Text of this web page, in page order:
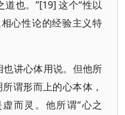
也。”[19] 这个“性以
心性论的经验主义特
讲心体用说。但他所
谓形而上的心本体，
而灵。他所谓“心之